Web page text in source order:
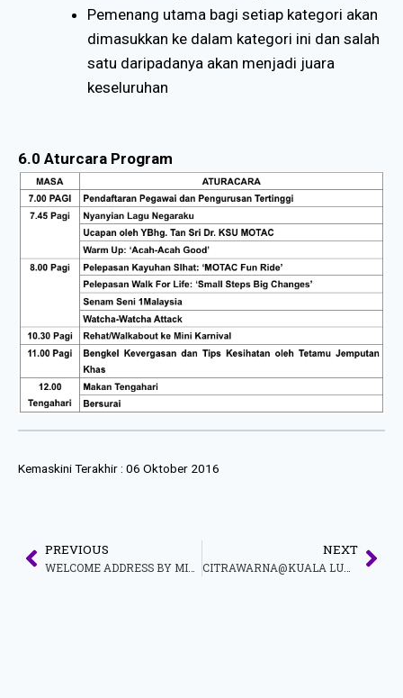
Pemenang utama bagi setiap kategori akan
dimasukkan ke dalam kategori ini dan salah
satu daripadanya akan menjadi juara
keseluruhan
6.0 Aturcara Program
Kemaskini Terakhir : 06 Oktober 2016
PREVIOUS NEXT
CITRAWARNA@KUALA LUMPUR 2016 – Kembalikan Kegemilangan Mitos dan Kisah Rakyat